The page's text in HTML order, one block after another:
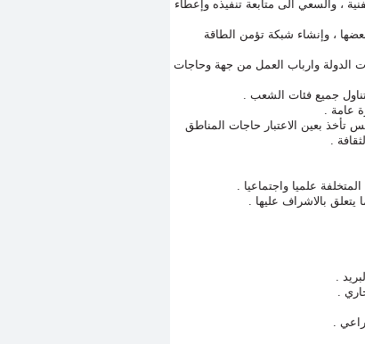
، والسعي الى متابعة تنفيذه وإعطاء
، وإنشاء شبكة تؤمن الطاقة
الدولة وارباب العمل من جهة وحاجات
جميع فئات الشعب .
عامة .
تأخذ بعين الاعتبار حاجات المناطق
.
علميا واجتماعيا .
بالاشراف عليها .
.
.
.